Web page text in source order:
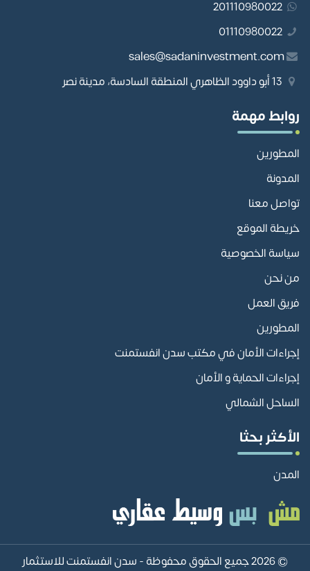
201110980022
01110980022
sales@sadaninvestment.com
روابط مهمة
المطورين
المدونة
تواصل معنا
خريطة الموقع
سياسة الخصوصية
من نحن
فريق العمل
المطورين
إجراءات الأمان في مكتب سدن انفستمنت
إجراءات الحماية و الأمان
الساحل الشمالي
الأكثر بحثا
المدن
© 2026 جميع الحقوق محفوظة - سدن انفستمنت للاستثمار